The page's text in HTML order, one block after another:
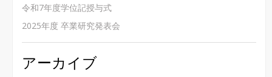
令和7年度学位記授与式
2025年度 卒業研究発表会
アーカイブ